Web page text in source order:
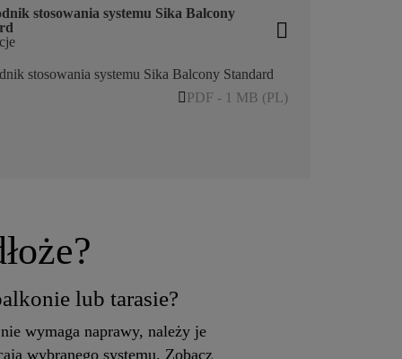
stosowania systemu Sika Balcony
stosowania systemu Sika Balcony Standard
PDF - 1 MB (PL)
lub tarasie?
wymaga naprawy, należy je
wybranego systemu. Zobacz